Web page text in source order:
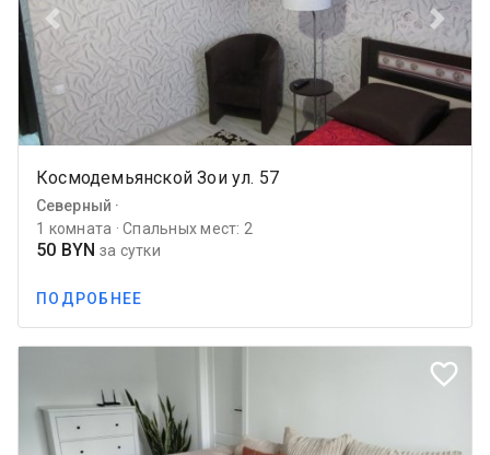
Previous Next
Космодемьянской Зои ул. 57
Северный ·
1 комната · Спальных мест: 2
50 BYN за сутки
ПОДРОБНЕЕ
favorite_border